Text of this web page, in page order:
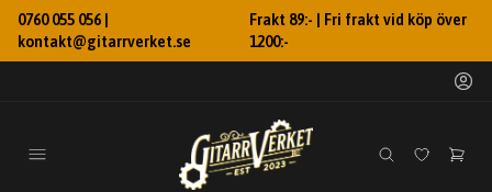
0760 055 056 |
kontakt@gitarrverket.se
Frakt 89:- | Fri frakt vid köp över
1200:-